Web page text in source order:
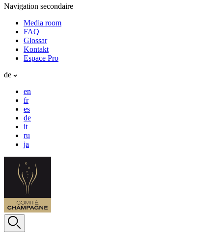
Navigation secondaire
Media room
FAQ
Glossar
Kontakt
Espace Pro
de
en
fr
es
de
it
ru
ja